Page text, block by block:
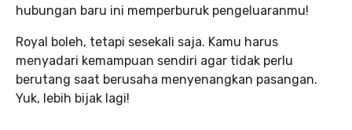
hubungan baru ini memperburuk pengeluaranmu!
Royal boleh, tetapi sesekali saja. Kamu harus
menyadari kemampuan sendiri agar tidak perlu
berutang saat berusaha menyenangkan pasangan.
Yuk, lebih bijak lagi!